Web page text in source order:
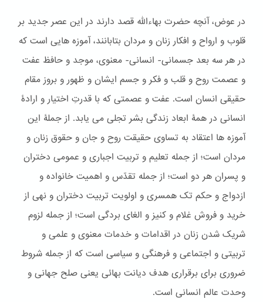
در عوض، آنچه حضرت بهاءالله قصد دارند در این عصر جدید بر
قلوب و ارواح و افکار زنان و مردان بتابانند، آموزه هایی است که
در هر سه بعد جسمانی- انسانی- معنوی، موجد و حافظ عفت
و عصمت روح و قلب و فکر و جسم ایشان و ظهور و بروز مقام
حقیقی انسان است. عفت و عصمتی که با قدرتِ اختیار و ارادۀ
انسانی در همۀ ابعاد زندگی بشر تجلی می یابد. از جملۀ این
آموزه ها اعتقاد به تساوی حقیقت روح و جان و حقوق زنان و
مردان است؛ از جمله تعلیم و تربیت اجباری و عمومی دختران
و پسران هر دو است؛ از جمله تقدّس و اهمیت خانواده و
ازدواج و حکم تک همسری و اولویت تربیت دختران و نهی از
خريد و فروش غلام و کنيز و الغای بردگی است؛ از جمله لزوم
شریک شدن زنان در اقدامات و خدمات معنوی و علمی و
تربیتی و اجتماعی و فرهنگی و سیاسی است که از جمله شروط
ضروری برای برقراری هدف دیانت بهائی یعنی صلح جهانی و
وحدت عالم انسانی است.